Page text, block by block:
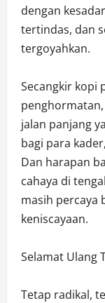
dengan
tertindas, dan
tergoyahkan.
Secangkir kopi
jalan panjang
bagi para
Dan harapan
cahaya di
masih percaya
keniscayaan.
Selamat Ulang
Tetap radikal,